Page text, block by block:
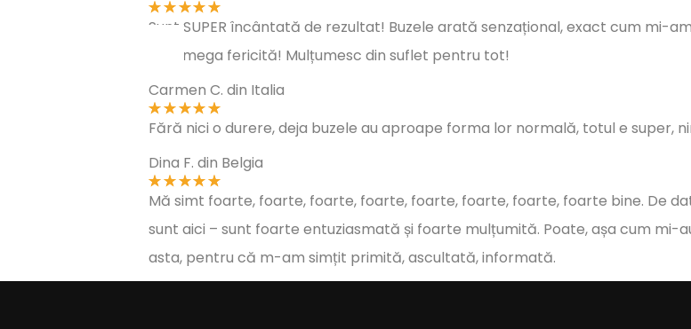
Sunt SUPER încântată de rezultat! Buzele arată senzațional, exact cum mi-
sunt mega fericită! Mulțumesc din suflet pentru tot!
Carmen C. din Italia
Fără nici o durere, deja buzele au aproape forma lor normală, totul e super,
Dina F. din Belgia
Mă simt foarte, foarte, foarte, foarte, foarte, foarte, foarte, foarte bine. De
sunt aici – sunt foarte entuziasmată și foarte mulțumită. Poate, așa cum mi-
asta, pentru că m-am simțit primită, ascultată, informată.